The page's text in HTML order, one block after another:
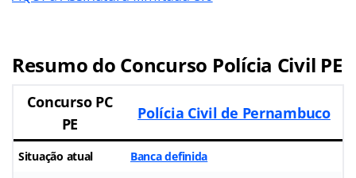
Resumo do Concurso Polícia Civil PE
Concurso PC
PE
Polícia Civil de Pernambuco
Situação atual Banca definida